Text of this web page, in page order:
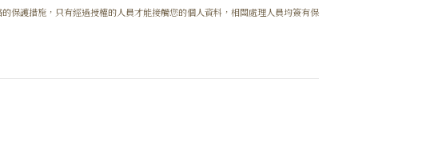
保護措施，只有經過授權的人員才能接觸您的個人資料，相關處理人員均簽有保